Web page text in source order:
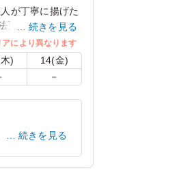
が丁寧に揚げた
要などさまざま
続きを見る
により異なります
) 14(金)
－
げられていて
続きを見る